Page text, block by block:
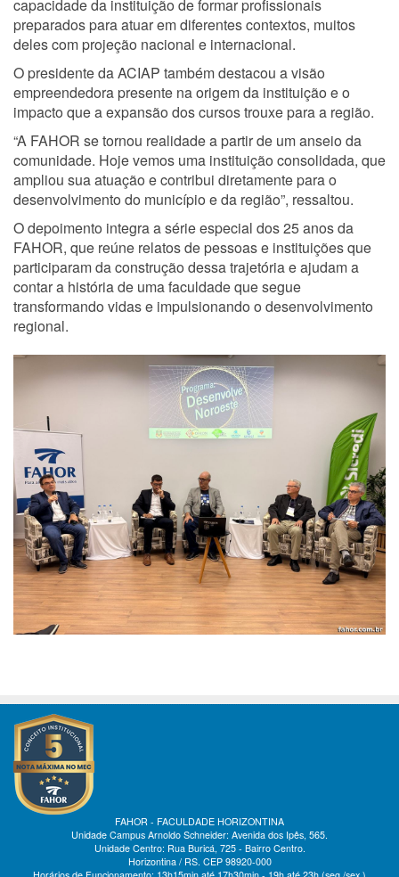
capacidade da instituição de formar profissionais
preparados para atuar em diferentes contextos, muitos
deles com projeção nacional e internacional.
O presidente da ACIAP também destacou a visão
empreendedora presente na origem da instituição e o
impacto que a expansão dos cursos trouxe para a região.
“A FAHOR se tornou realidade a partir de um anseio da
comunidade. Hoje vemos uma instituição consolidada, que
ampliou sua atuação e contribui diretamente para o
desenvolvimento do município e da região”, ressaltou.
O depoimento integra a série especial dos 25 anos da
FAHOR, que reúne relatos de pessoas e instituições que
participaram da construção dessa trajetória e ajudam a
contar a história de uma faculdade que segue
transformando vidas e impulsionando o desenvolvimento
regional.
FAHOR - FACULDADE HORIZONTINA
Unidade Campus Arnoldo Schneider: Avenida dos Ipês, 565.
Unidade Centro: Rua Buricá, 725 - Bairro Centro.
Horizontina / RS. CEP 98920-000